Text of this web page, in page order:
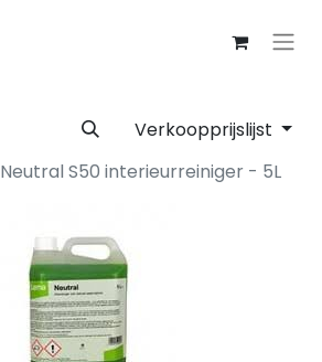
Verkoopprijslijst
Neutral S50 interieurreiniger - 5L